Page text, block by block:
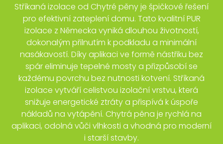
Stříkaná izolace od Chytré pěny je špičkové řešení
pro efektivní zateplení domu. Tato kvalitní PUR
izolace z Německa vyniká dlouhou životností,
dokonalým přilnutím k podkladu a minimální
nasákavostí. Díky aplikaci ve formě nástřiku bez
spár eliminuje tepelné mosty a přizpůsobí se
každému povrchu bez nutnosti kotvení. Stříkaná
izolace vytváří celistvou izolační vrstvu, která
snižuje energetické ztráty a přispívá k úspoře
nákladů na vytápění. Chytrá pěna je rychlá na
aplikaci, odolná vůči vlhkosti a vhodná pro moderní
i starší stavby.